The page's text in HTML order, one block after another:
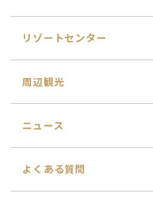
リゾートセンター
周辺観光
ニュース
よくある質問